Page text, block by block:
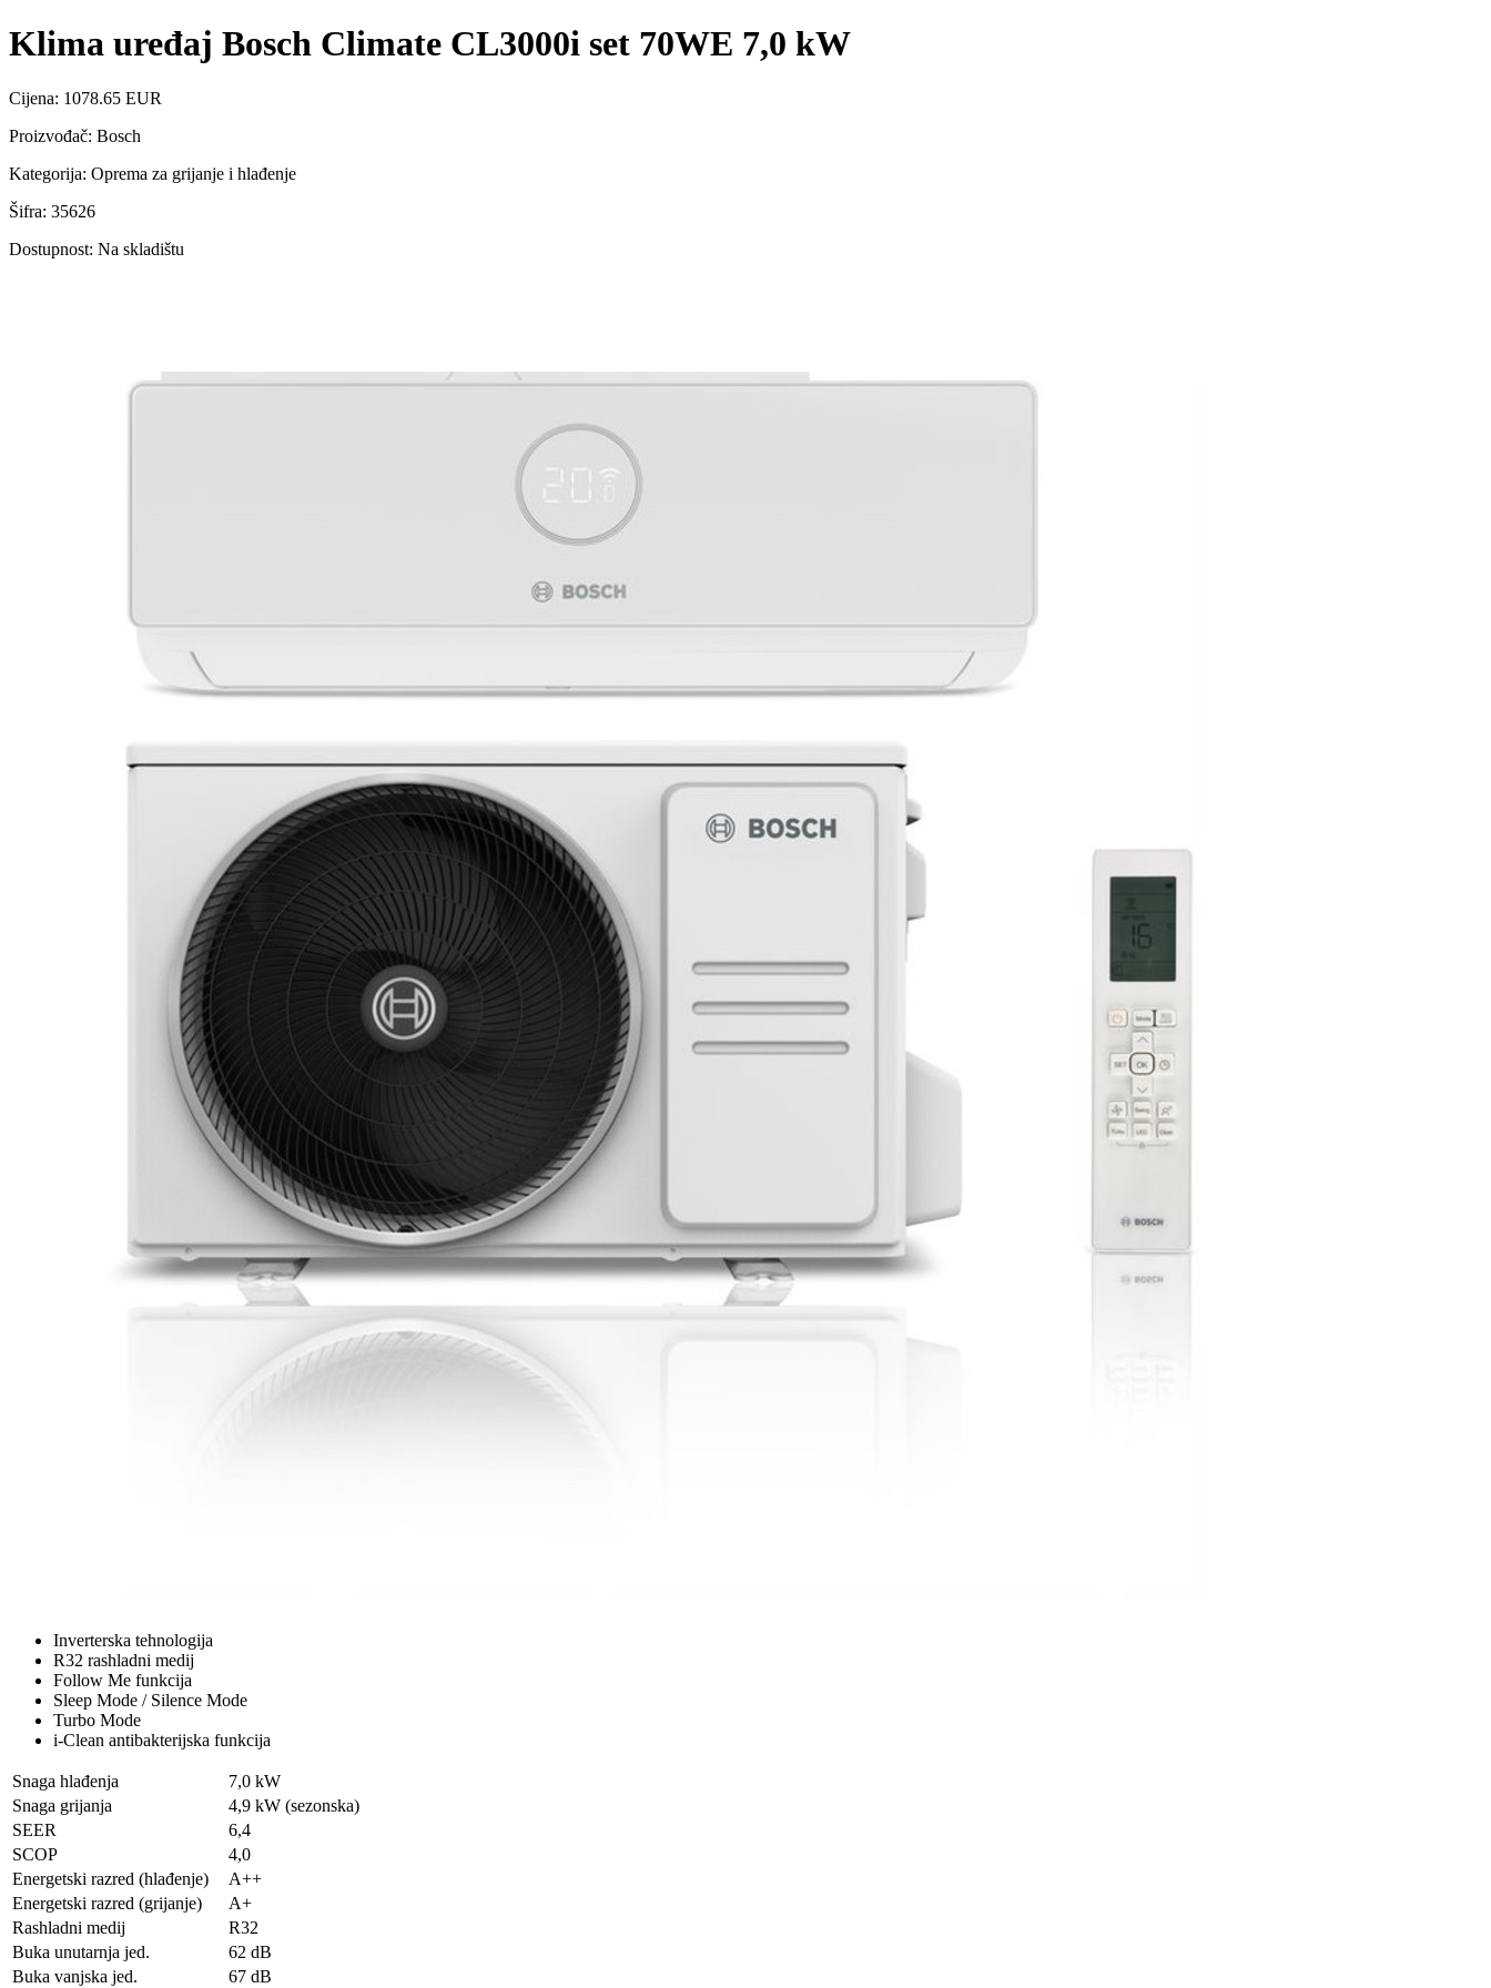
Klima uređaj Bosch Climate CL3000i set 70WE 7,0 kW
Cijena: 1078.65 EUR
Proizvođač: Bosch
Kategorija: Oprema za grijanje i hlađenje
Šifra: 35626
Dostupnost: Na skladištu
Inverterska tehnologija
R32 rashladni medij
Follow Me funkcija
Sleep Mode / Silence Mode
Turbo Mode
i-Clean antibakterijska funkcija
Snaga hlađenja
7,0 kW
Snaga grijanja
4,9 kW (sezonska)
SEER
6,4
SCOP
4,0
Energetski razred (hlađenje)
A++
Energetski razred (grijanje)
A+
Rashladni medij
R32
Buka unutarnja jed.
62 dB
Buka vanjska jed.
67 dB